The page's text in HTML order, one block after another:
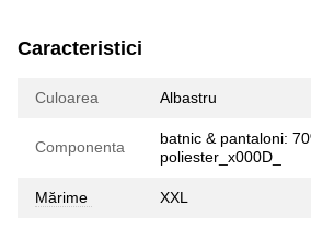
Caracteristici
Culoarea Albastru
Componenta
batnic & pantaloni:
poliester_x000D_
Mărime XXL